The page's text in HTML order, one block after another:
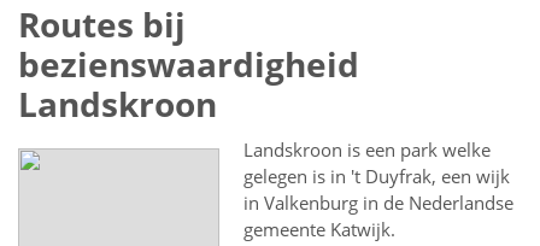
Routes bij
bezienswaardigheid
Landskroon
Landskroon is een park welke
gelegen is in 't Duyfrak, een wijk
in Valkenburg in de Nederlandse
gemeente Katwijk.